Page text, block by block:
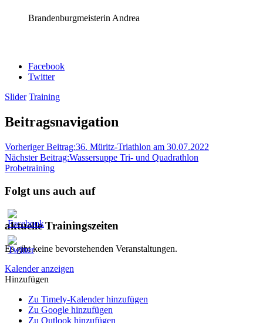
Brandenburgmeisterin Andrea
Facebook
Twitter
Slider Training
Beitragsnavigation
Vorheriger Beitrag:36. Müritz-Triathlon am 30.07.2022
Nächster Beitrag:Wassersuppe Tri- und Quadrathlon
Probetraining
Folgt uns auch auf
aktuelle Trainingszeiten
Es gibt keine bevorstehenden Veranstaltungen.
Kalender anzeigen
Hinzufügen
Zu Timely-Kalender hinzufügen
Zu Google hinzufügen
Zu Outlook hinzufügen